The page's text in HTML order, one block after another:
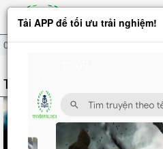
Cổ Hi
TÁC GIẢ: CỔ HI
Cửa Hàng
Cổ Hi
Tải APP để tối ưu trải nghiệm!